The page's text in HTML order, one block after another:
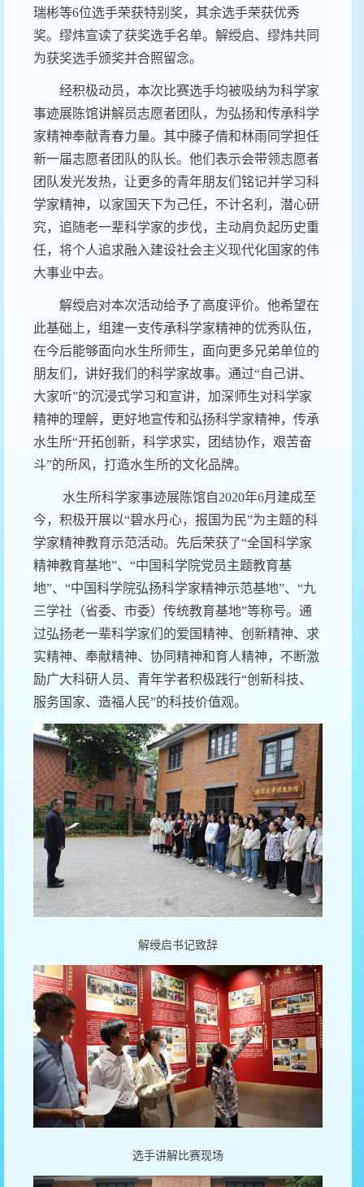
瑞彬等6位选手荣获特别奖，其余选手荣获优秀
奖。缪炜宣读了获奖选手名单。解绶启、缪炜共同
为获奖选手颁奖并合照留念。
经积极动员，本次比赛选手均被吸纳为科学家
事迹展陈馆讲解员志愿者团队，为弘扬和传承科学
家精神奉献青春力量。其中滕子倩和林雨同学担任
新一届志愿者团队的队长。他们表示会带领志愿者
团队发光发热， 让更多的青年朋友们铭记并学习科
学家精神，以家国天下为己任，不计名利，潜心研
究，追随老一辈科学家的步伐，主动肩负起历史重
任，将个人追求融入建设社会主义现代化国家的伟
大事业中去。
解绶启对本次活动给予了高度评价。他希望在
此基础上，组建一支传承科学家精神的优秀队伍，
在今后能够面向水生所师生，面向更多兄弟单位的
朋友们，讲好我们的科学家故事。通过“自己讲、
大家听”的沉浸式学习和宣讲，加深师生对科学家
精神的理解，更好地宣传和弘扬科学家精神，传承
水生所“开拓创新，科学求实，团结协作，艰苦奋
斗”的所风，打造水生所的文化品牌。
水生所科学家事迹展陈馆自2020年6月建成至
今，积极开展以“碧水丹心，报国为民”为主题的科
学家精神教育示范活动。先后荣获了“全国科学家
精神教育基地”、“中国科学院党员主题教育基
地”、“中国科学院弘扬科学家精神示范基地”、“九
三学社（省委、市委）传统教育基地”等称号。通
过弘扬老一辈科学家们的爱国精神、创新精神、求
实精神、奉献精神、协同精神和育人精神，不断激
励广大科研人员、青年学者积极践行“创新科技、
服务国家、造福人民”的科技价值观。
解绶启书记致辞
选手讲解比赛现场